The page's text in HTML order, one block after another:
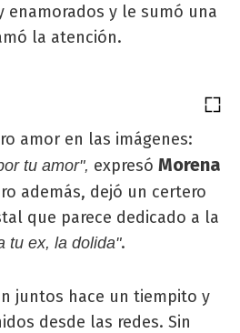
enamorados y le sumó una
la atención.
amor en las imágenes:
tu amor", expresó Morena
además, dejó un certero
que parece dedicado a la
tu ex, la dolida".
juntos hace un tiempito y
desde las redes. Sin